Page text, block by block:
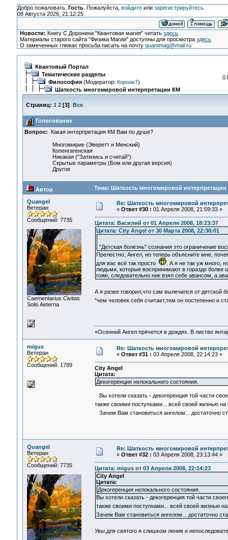
Добро пожаловать, Гость. Пожалуйста, войдитеили зарегистрируйтесь.
08 Августа 2026, 21:12:25
Новости: Книгу С.Доронина "Квантовая магия" читатьздесь
Материалы старого сайта "Физика Магии" доступны для просмотраздесь
О замеченных глюках просьба писать на почтуquantmag@mail.ru
Квантовый Портал
Тематические разделы
Философия(Модератор: Корнак7)
Шаткость многомировой интерпретации КМ
0
Страниц: 1 2[3] Все
Голосование
Вопрос:
Какая интерпретация КМ Вам по душе?
Многомирие (Эверетт и Менский)
Копенгагенская
Никакая ("Заткнись и считай")
Скрытые параметры (Бом или другая версия)
Другое
Автор Тема: Шаткость многомировой
Quangel
Ветеран
Сообщений: 7735
Сaementarius Civitas
Solis Aeterna
Re: Шаткость многомировой
« Ответ #30 : 01 Апреля 2008, 21:59:33 »
Цитата: Василий от 01 Апреля 2008, 18:23:37
Цитата: City Angel от 30 Марта 2008, 22:30:01
"Детская болезнь" сознания это ограничение
Прелестно, Ангел, но теперь объясните мне,
для вас всё так просто
. А я не так уж много,
людьми, которые воспринимают в гораздо более
гоже, следовательно ник взял себе авансом, а
А я разве говорил,что сам вылечился от детской
"чем человек себя считает,тем он постепенно и
«Осенний Ангел прячется в дождях. В листве
migus
Ветеран
Сообщений: 1789
Re: Шаткость многомировой
« Ответ #31 : 03 Апреля 2008, 22:14:23 »
City Angel
Цитата:
Декогеренция нелокального состояния.
Вы хотели сказать - декогеренция той части
также своими поступками... всей своей жизнью
Зачем Вам становиться ангелом... достаточно
Quangel
Ветеран
Сообщений: 7735
Re: Шаткость многомировой
« Ответ #32 : 03 Апреля 2008, 23:13:44 »
Цитата: migus от 03 Апреля 2008, 22:14:23
City Angel
Цитата:
Декогеренция нелокального состояния.
Вы хотели сказать - декогеренция той части
также своими поступками... всей своей жизнью
Зачем Вам становиться ангелом... достаточно
Увы,для святого я слишком ленив и